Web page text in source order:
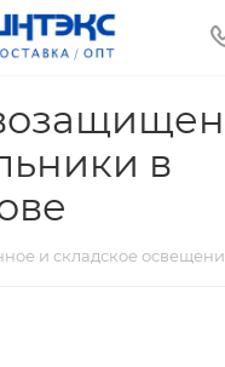
в
и складское